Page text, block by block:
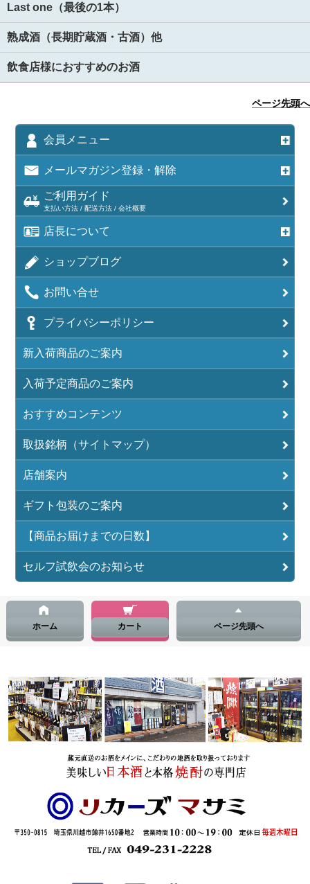
Last one（最後の1本）
熟成酒（長期貯蔵酒・古酒）他
飲食店様におすすめのお酒
ページ先頭へ
会員メニュー
メールマガジン登録・解除
ご利用ガイド
支払い方法 / 配送方法 / 会社概要
店長について
ショップブログ
お問い合せ
プライバシーポリシー
新入荷商品のご案内
入荷予定商品のご案内
おすすめコンテンツ
取扱銘柄（サイトマップ）
店舗案内
ギフト包装のご案内
【商品お届けまでの日数】
セルフ試飲会のお知らせ
ホーム カート ページ先頭へ